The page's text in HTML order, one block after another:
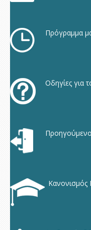
Πρόγραμμα
Οδηγίες για
Κανονισμός